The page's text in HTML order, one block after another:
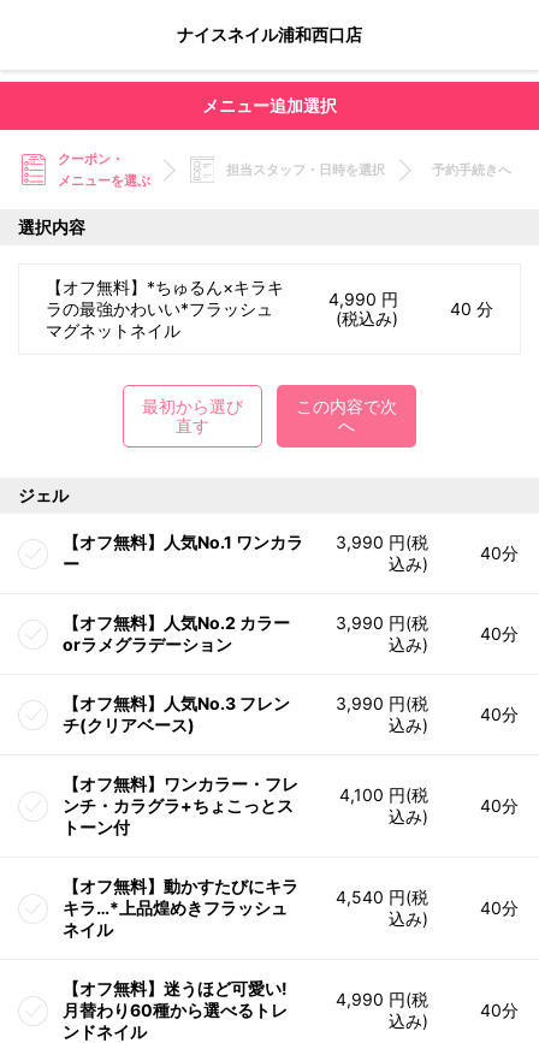
ナイスネイル浦和西口店
メニュー追加選択
クーポン・
メニューを選ぶ
担当スタッフ・日時を選択 予約手続きへ
選択内容
【オフ無料】*ちゅるん×キラキ
ラの最強かわいい*フラッシュ
マグネットネイル
4,990 円
(税込み)
40 分
最初から選び
直す
この内容で次
へ
ジェル
【オフ無料】人気No.1 ワンカラ
ー
3,990 円(税
込み)
40分
【オフ無料】人気No.2 カラー
orラメグラデーション
3,990 円(税
込み)
40分
【オフ無料】人気No.3 フレン
チ(クリアベース)
3,990 円(税
込み)
40分
【オフ無料】ワンカラー・フレ
ンチ・カラグラ+ちょこっとス
トーン付
4,100 円(税
込み)
40分
【オフ無料】動かすたびにキラ
キラ…*上品煌めきフラッシュ
ネイル
4,540 円(税
込み)
40分
【オフ無料】迷うほど可愛い!
月替わり60種から選べるトレ
ンドネイル
4,990 円(税
込み)
40分